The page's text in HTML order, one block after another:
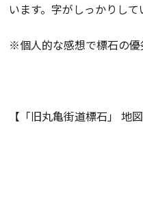
います。字がしっかりして
※個人的な感想で標石の
【「旧丸亀街道標石」 地図